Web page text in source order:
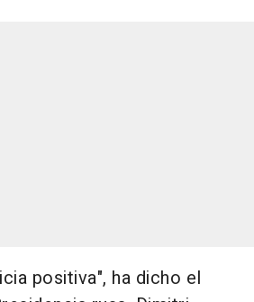
positiva", ha dicho el